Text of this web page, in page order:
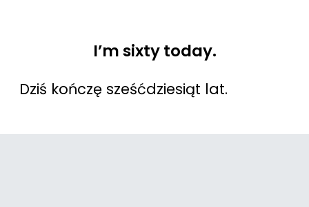
I’m sixty today.
Dziś kończę sześćdziesiąt lat.